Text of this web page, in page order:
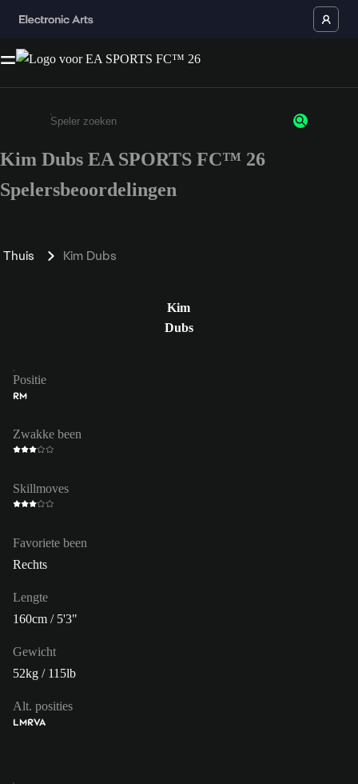
Enter a minimum of 3 characters or numbers
Kim Dubs EA SPORTS FC™ 26
Spelersbeoordelingen
Thuis Kim Dubs
Kim
Dubs
Positie
RM
Zwakke been
Skillmoves
Favoriete been
Rechts
Lengte
160cm / 5'3"
Gewicht
52kg / 115lb
Alt. posities
LMRVA